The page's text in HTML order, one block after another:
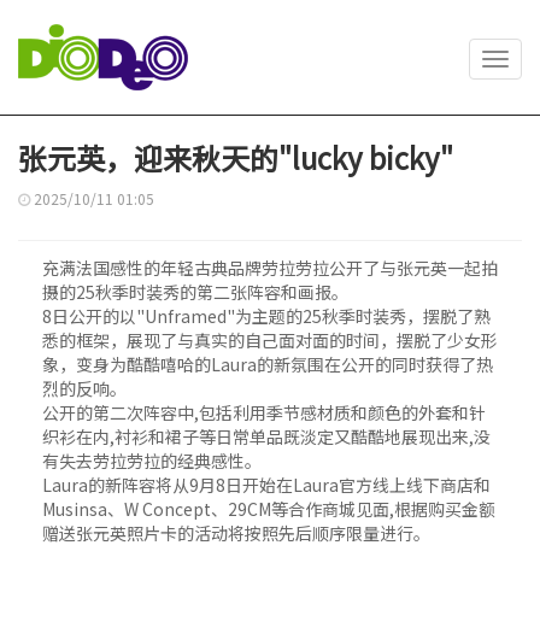
张元英，迎来秋天的"lucky bicky"
2025/10/11 01:05
充满法国感性的年轻古典品牌劳拉劳拉公开了与张元英一起拍
摄的25秋季时装秀的第二张阵容和画报。
8日公开的以"Unframed"为主题的25秋季时装秀，摆脱了熟
悉的框架，展现了与真实的自己面对面的时间，摆脱了少女形
象，变身为酷酷嘻哈的Laura的新氛围在公开的同时获得了热
烈的反响。
公开的第二次阵容中,包括利用季节感材质和颜色的外套和针
织衫在内,衬衫和裙子等日常单品既淡定又酷酷地展现出来,没
有失去劳拉劳拉的经典感性。
Laura的新阵容将从9月8日开始在Laura官方线上线下商店和
Musinsa、W Concept、29CM等合作商城见面,根据购买金额
赠送张元英照片卡的活动将按照先后顺序限量进行。